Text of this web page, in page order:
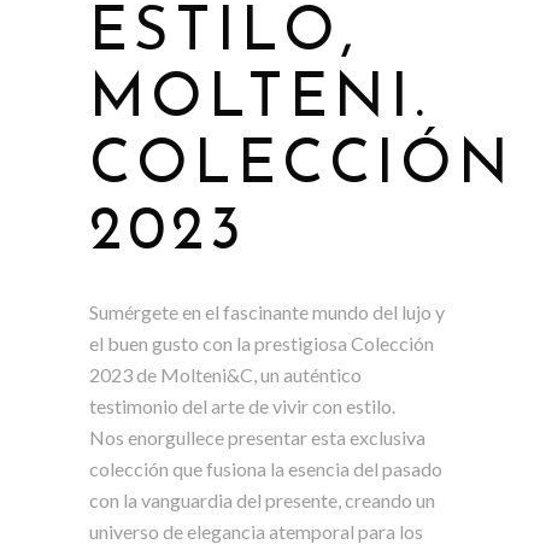
ESTILO,
MOLTENI.
COLECCIÓN
2023
Sumérgete en el fascinante mundo del lujo y
el buen gusto con la prestigiosa Colección
2023 de Molteni&C, un auténtico
testimonio del arte de vivir con estilo.
Nos enorgullece presentar esta exclusiva
colección que fusiona la esencia del pasado
con la vanguardia del presente, creando un
universo de elegancia atemporal para los